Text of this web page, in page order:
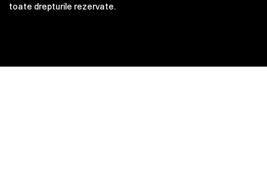
toate drepturile rezervate.